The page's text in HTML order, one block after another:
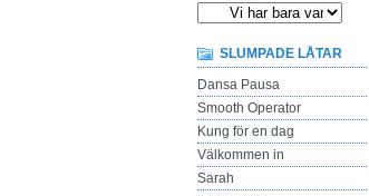
SLUMPADE LÅTAR
Dansa Pausa
Smooth Operator
Kung för en dag
Välkommen in
Sarah